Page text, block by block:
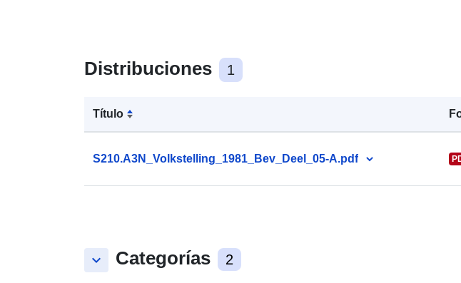
Distribuciones 1
Título
S210.A3N_Volkstelling_1981_Bev_Deel_05-A.pdf
keyboard_arrow_down Categorías 2